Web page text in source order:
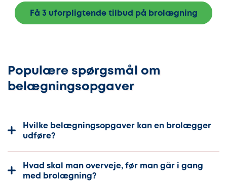
Få 3 uforpligtende tilbud på brolægning
Populære spørgsmål om
belægningsopgaver
Hvilke belægningsopgaver kan en brolægger
udføre?
Hvad skal man overveje, før man går i gang
med brolægning?